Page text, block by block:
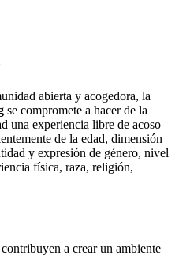
abierta y acogedora, la
se compromete a hacer de la
una experiencia libre de acoso
de la edad, dimensión
y expresión de género, nivel
física, raza, religión,
a crear un ambiente